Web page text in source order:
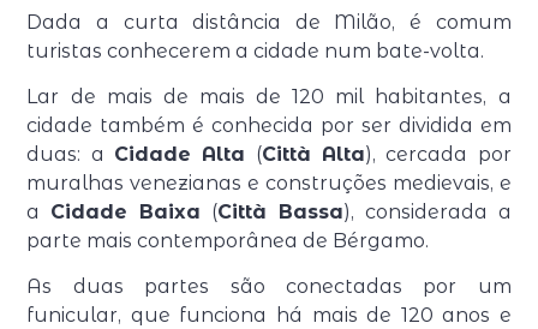
Dada a curta distância de Milão, é comum
turistas conhecerem a cidade num bate-volta.
Lar de mais de mais de 120 mil habitantes, a
cidade também é conhecida por ser dividida em
duas: a Cidade Alta (Città Alta), cercada por
muralhas venezianas e construções medievais, e
a Cidade Baixa (Città Bassa), considerada a
parte mais contemporânea de Bérgamo.
As duas partes são conectadas por um
funicular, que funciona há mais de 120 anos e